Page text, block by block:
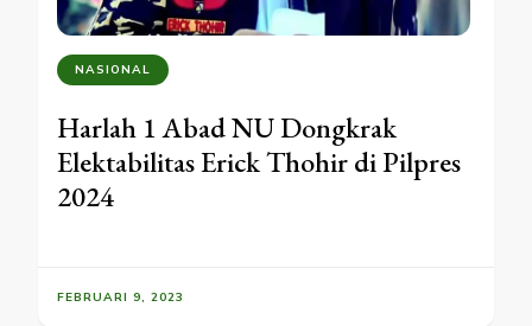
NASIONAL
Harlah 1 Abad NU Dongkrak
Elektabilitas Erick Thohir di Pilpres
2024
FEBRUARI 9, 2023